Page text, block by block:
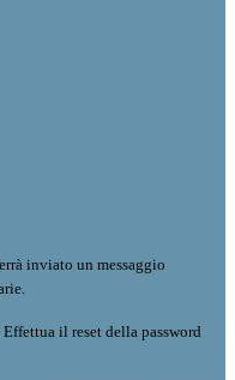
inviato un messaggio
il reset della password